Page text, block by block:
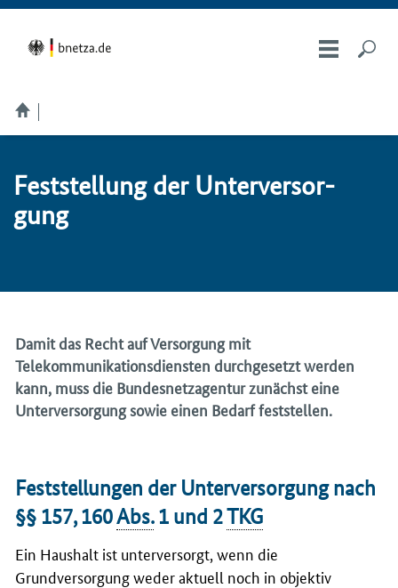
Fest­stel­lung der Un­ter­ver­sor­
gung
Damit das Recht auf Versorgung mit
Telekommunikationsdiensten durchgesetzt werden
kann, muss die Bundesnetzagentur zunächst eine
Unterversorgung sowie einen Bedarf feststellen.
Feststellungen der Unterversorgung nach
§§ 157, 160Abs.1 und 2TKG
Ein Haushalt ist unterversorgt, wenn die
Grundversorgung weder aktuell noch in objektiv